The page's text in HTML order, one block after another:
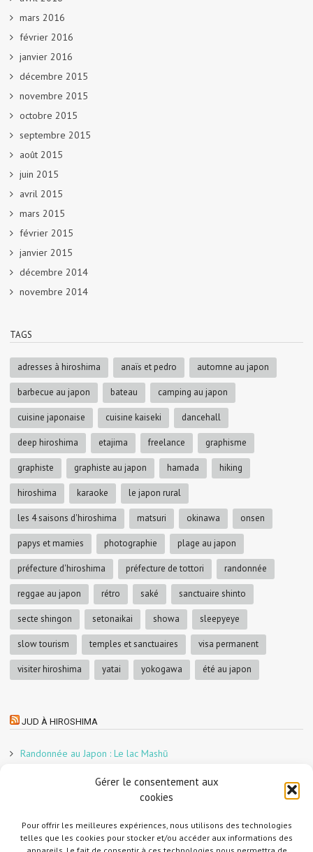
Gérer le consentement aux
cookies
Pour offrir les meilleures expériences, nous utilisons des technologies
telles que les cookies pour stocker et/ou accéder aux informations des
mars 2016
février 2016
janvier 2016
décembre 2015
novembre 2015
octobre 2015
septembre 2015
août 2015
juin 2015
avril 2015
mars 2015
février 2015
janvier 2015
décembre 2014
novembre 2014
TAGS
adresses à hiroshima anaïs et pedro automne au japon
barbecue au japon bateau camping au japon
cuisine japonaise cuisine kaiseki dancehall
deep hiroshima etajima freelance graphisme
graphiste graphiste au japon hamada hiking
hiroshima karaoke le japon rural
les 4 saisons d'hiroshima matsuri okinawa onsen
papys et mamies photographie plage au japon
préfecture d'hiroshima préfecture de tottori randonnée
reggae au japon rétro saké sanctuaire shinto
secte shingon setonaikai showa sleepyeye
slow tourism temples et sanctuaires visa permanent
visiter hiroshima yatai yokogawa été au japon
JUD À HIROSHIMA
Randonnée au Japon : Le lac Mashū
En direct sur Adobe France !
Un café et des cabanes dans la forêt
Slow Tourism à Tomo-no-Ura